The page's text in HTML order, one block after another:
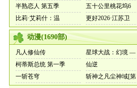
半熟恋人 第五季
五十公里桃花坞6
比莉·艾莉什：温
更好2026·江苏卫
动漫(1690部)
凡人修仙传 星球大战：幻境 —
柯蒂斯总统 第一季
仙逆
一斩苍穹
斩神之凡尘神域[第